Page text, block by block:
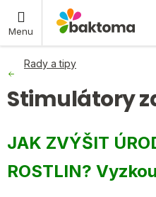
Přejít
na
Rady a tipy
Stimulátory
JAK ZVÝŠIT
ROSTLIN?
baktoma.cz - AI chat